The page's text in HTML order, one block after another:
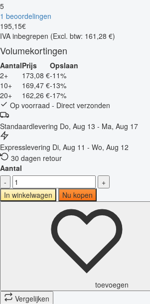
5
1 beoordelingen
195,15€
IVA inbegrepen (Excl. btw: 161,28 €)
Volumekortingen
AantalPrijs
Opslaan
2+
173,08 €-11%
10+
169,47 €-13%
20+
162,26 €-17%
Op voorraad - Direct verzonden
Standaardlevering Do, Aug 13 - Ma, Aug 17
Expresslevering Di, Aug 11 - Wo, Aug 12
30 dagen retour
Aantal
-
+
In winkelwagen
Nu kopen
toevoegen
Vergelijken